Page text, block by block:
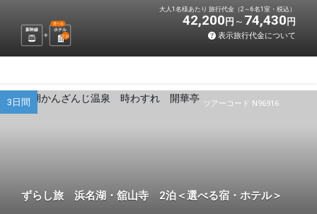
新幹線 ホテル
選べる
2泊
大人1名様あたり 旅行代金（2～6名1室・税込）
42,200 円 74,430 円
表示旅行代金について
ツアーコード N96916
3日間
ずらし旅 浜名湖・舘山寺 2泊＜選べる宿・ホテル＞